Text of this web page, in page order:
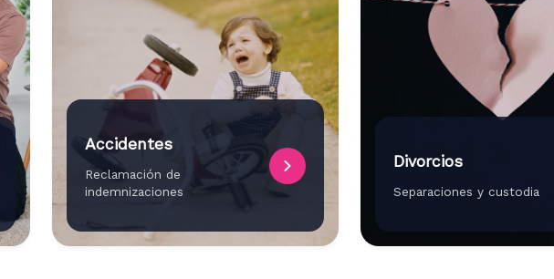
Accidentes
Reclamación de
indemnizaciones
Divorcios
Separaciones y custodia